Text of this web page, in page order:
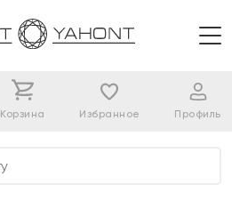
Корзина Избранное Профиль